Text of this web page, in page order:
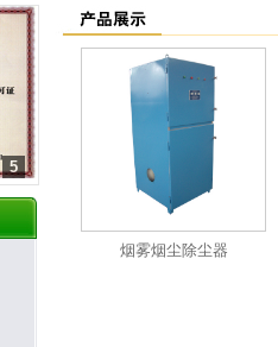
5
烟雾烟尘除尘器